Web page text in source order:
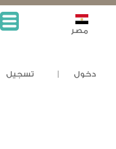
دخول تسجيل
مصر